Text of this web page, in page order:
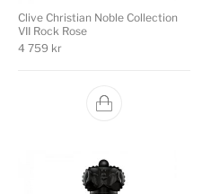
Clive Christian Noble Collection
VII Rock Rose
4 759 kr